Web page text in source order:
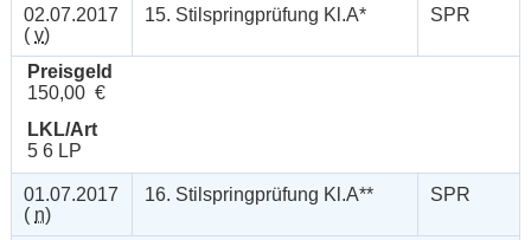
02.07.2017
( v)
15. Stilspringprüfung Kl.A* SPR
Preisgeld
150,00 €
LKL/Art
5 6 LP
01.07.2017
( n)
16. Stilspringprüfung Kl.A** SPR